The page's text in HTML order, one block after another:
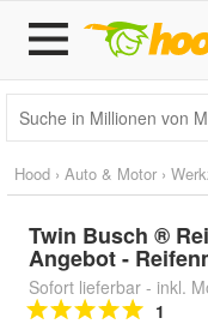
Hood › Auto & Motor ›
Twin Busch ®
Angebot -
Sofort lieferbar - inkl.
1